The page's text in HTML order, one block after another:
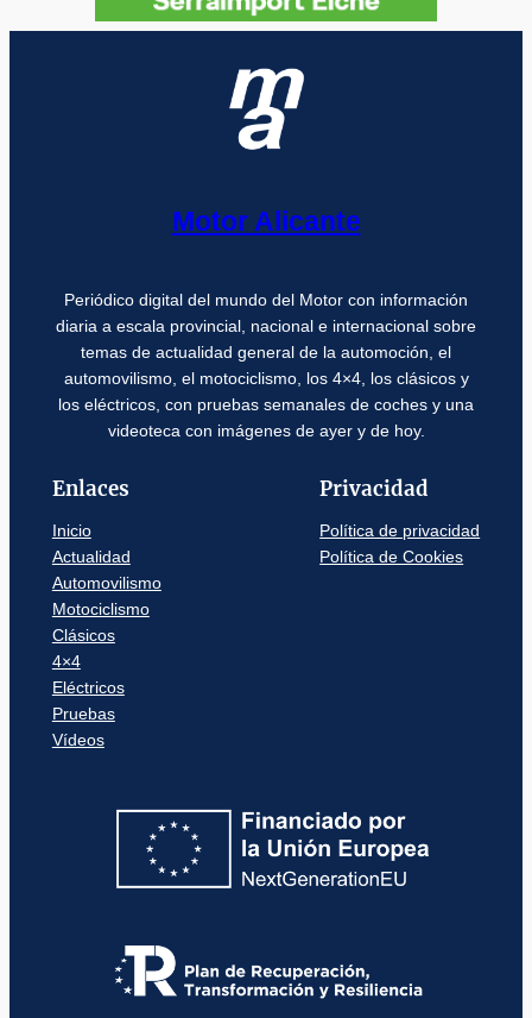
Motor Alicante
Periódico digital del mundo del Motor con información
diaria a escala provincial, nacional e internacional sobre
temas de actualidad general de la automoción, el
automovilismo, el motociclismo, los 4×4, los clásicos y
los eléctricos, con pruebas semanales de coches y una
videoteca con imágenes de ayer y de hoy.
Enlaces
Inicio
Actualidad
Automovilismo
Motociclismo
Clásicos
4×4
Eléctricos
Pruebas
Vídeos
Privacidad
Política de privacidad
Política de Cookies